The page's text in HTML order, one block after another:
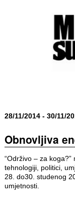
28/11/2014 - 30/11/
Obnovljiva
“Održivo – za
tehnologiji, politici,
28. do30. studenog
umjetnosti.